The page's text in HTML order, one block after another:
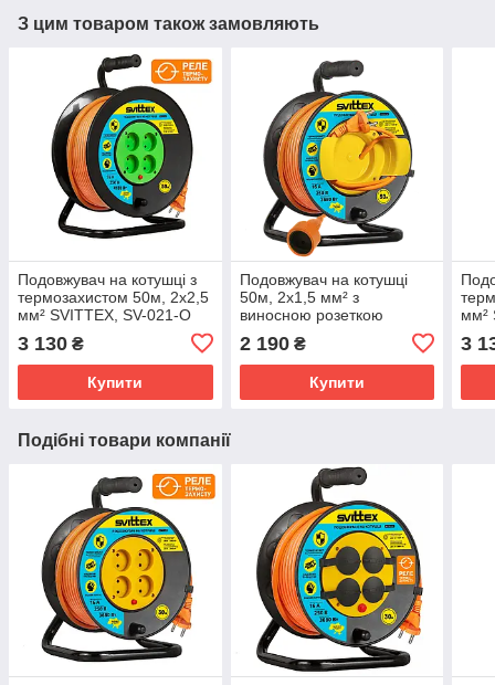
З цим товаром також замовляють
Подовжувач на котушці з
термозахистом 50м, 2х2,5
мм² SVITTEX, SV-021-O
3 130 ₴
Купити
Подовжувач на котушці
50м, 2х1,5 мм² з
виносною розеткою
2 190₴
Купити
мм²
3
Подібні товари компанії